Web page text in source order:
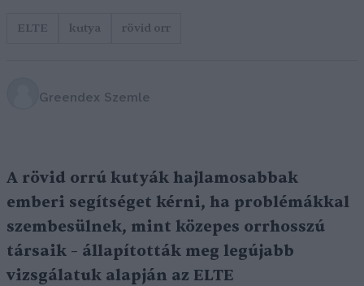
ELTE kutya rövid orr
Greendex Szemle
A rövid orrú kutyák hajlamosabbak
emberi segítséget kérni, ha problémákkal
szembesülnek, mint közepes orrhosszú
társaik – állapították meg legújabb
vizsgálatuk alapján az ELTE